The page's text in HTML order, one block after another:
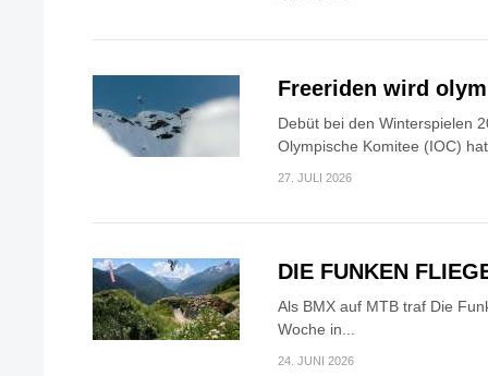
Freeriden wird
Debüt bei den Winterspielen
Olympische Komitee (IOC)
27. JULI 2026
DIE FUNKEN
Als BMX auf MTB traf Die
Woche in...
24. JUNI 2026